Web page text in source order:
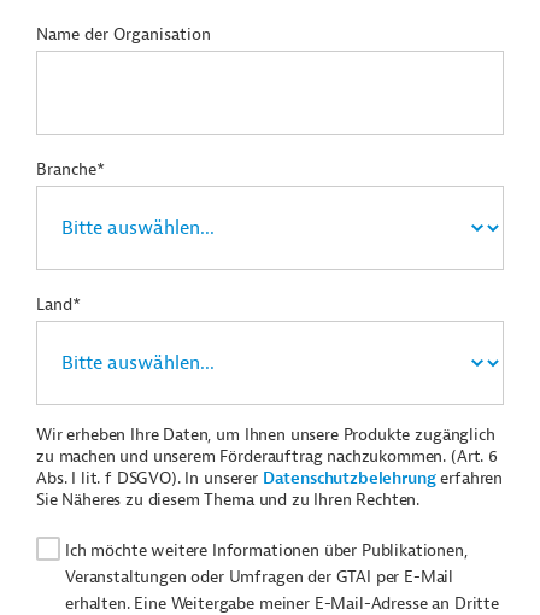
Name der Organisation
Branche*
Land*
Wir erheben Ihre Daten, um Ihnen unsere Produkte zugänglich
zu machen und unserem Förderauftrag nachzukommen. (Art. 6
Abs. I lit. f DSGVO). In unserer Datenschutzbelehrungerfahren
Sie Näheres zu diesem Thema und zu Ihren Rechten.
Ich möchte weitere Informationen über Publikationen,
Veranstaltungen oder Umfragen der GTAI per E-Mail
erhalten. Eine Weitergabe meiner E-Mail-Adresse an Dritte